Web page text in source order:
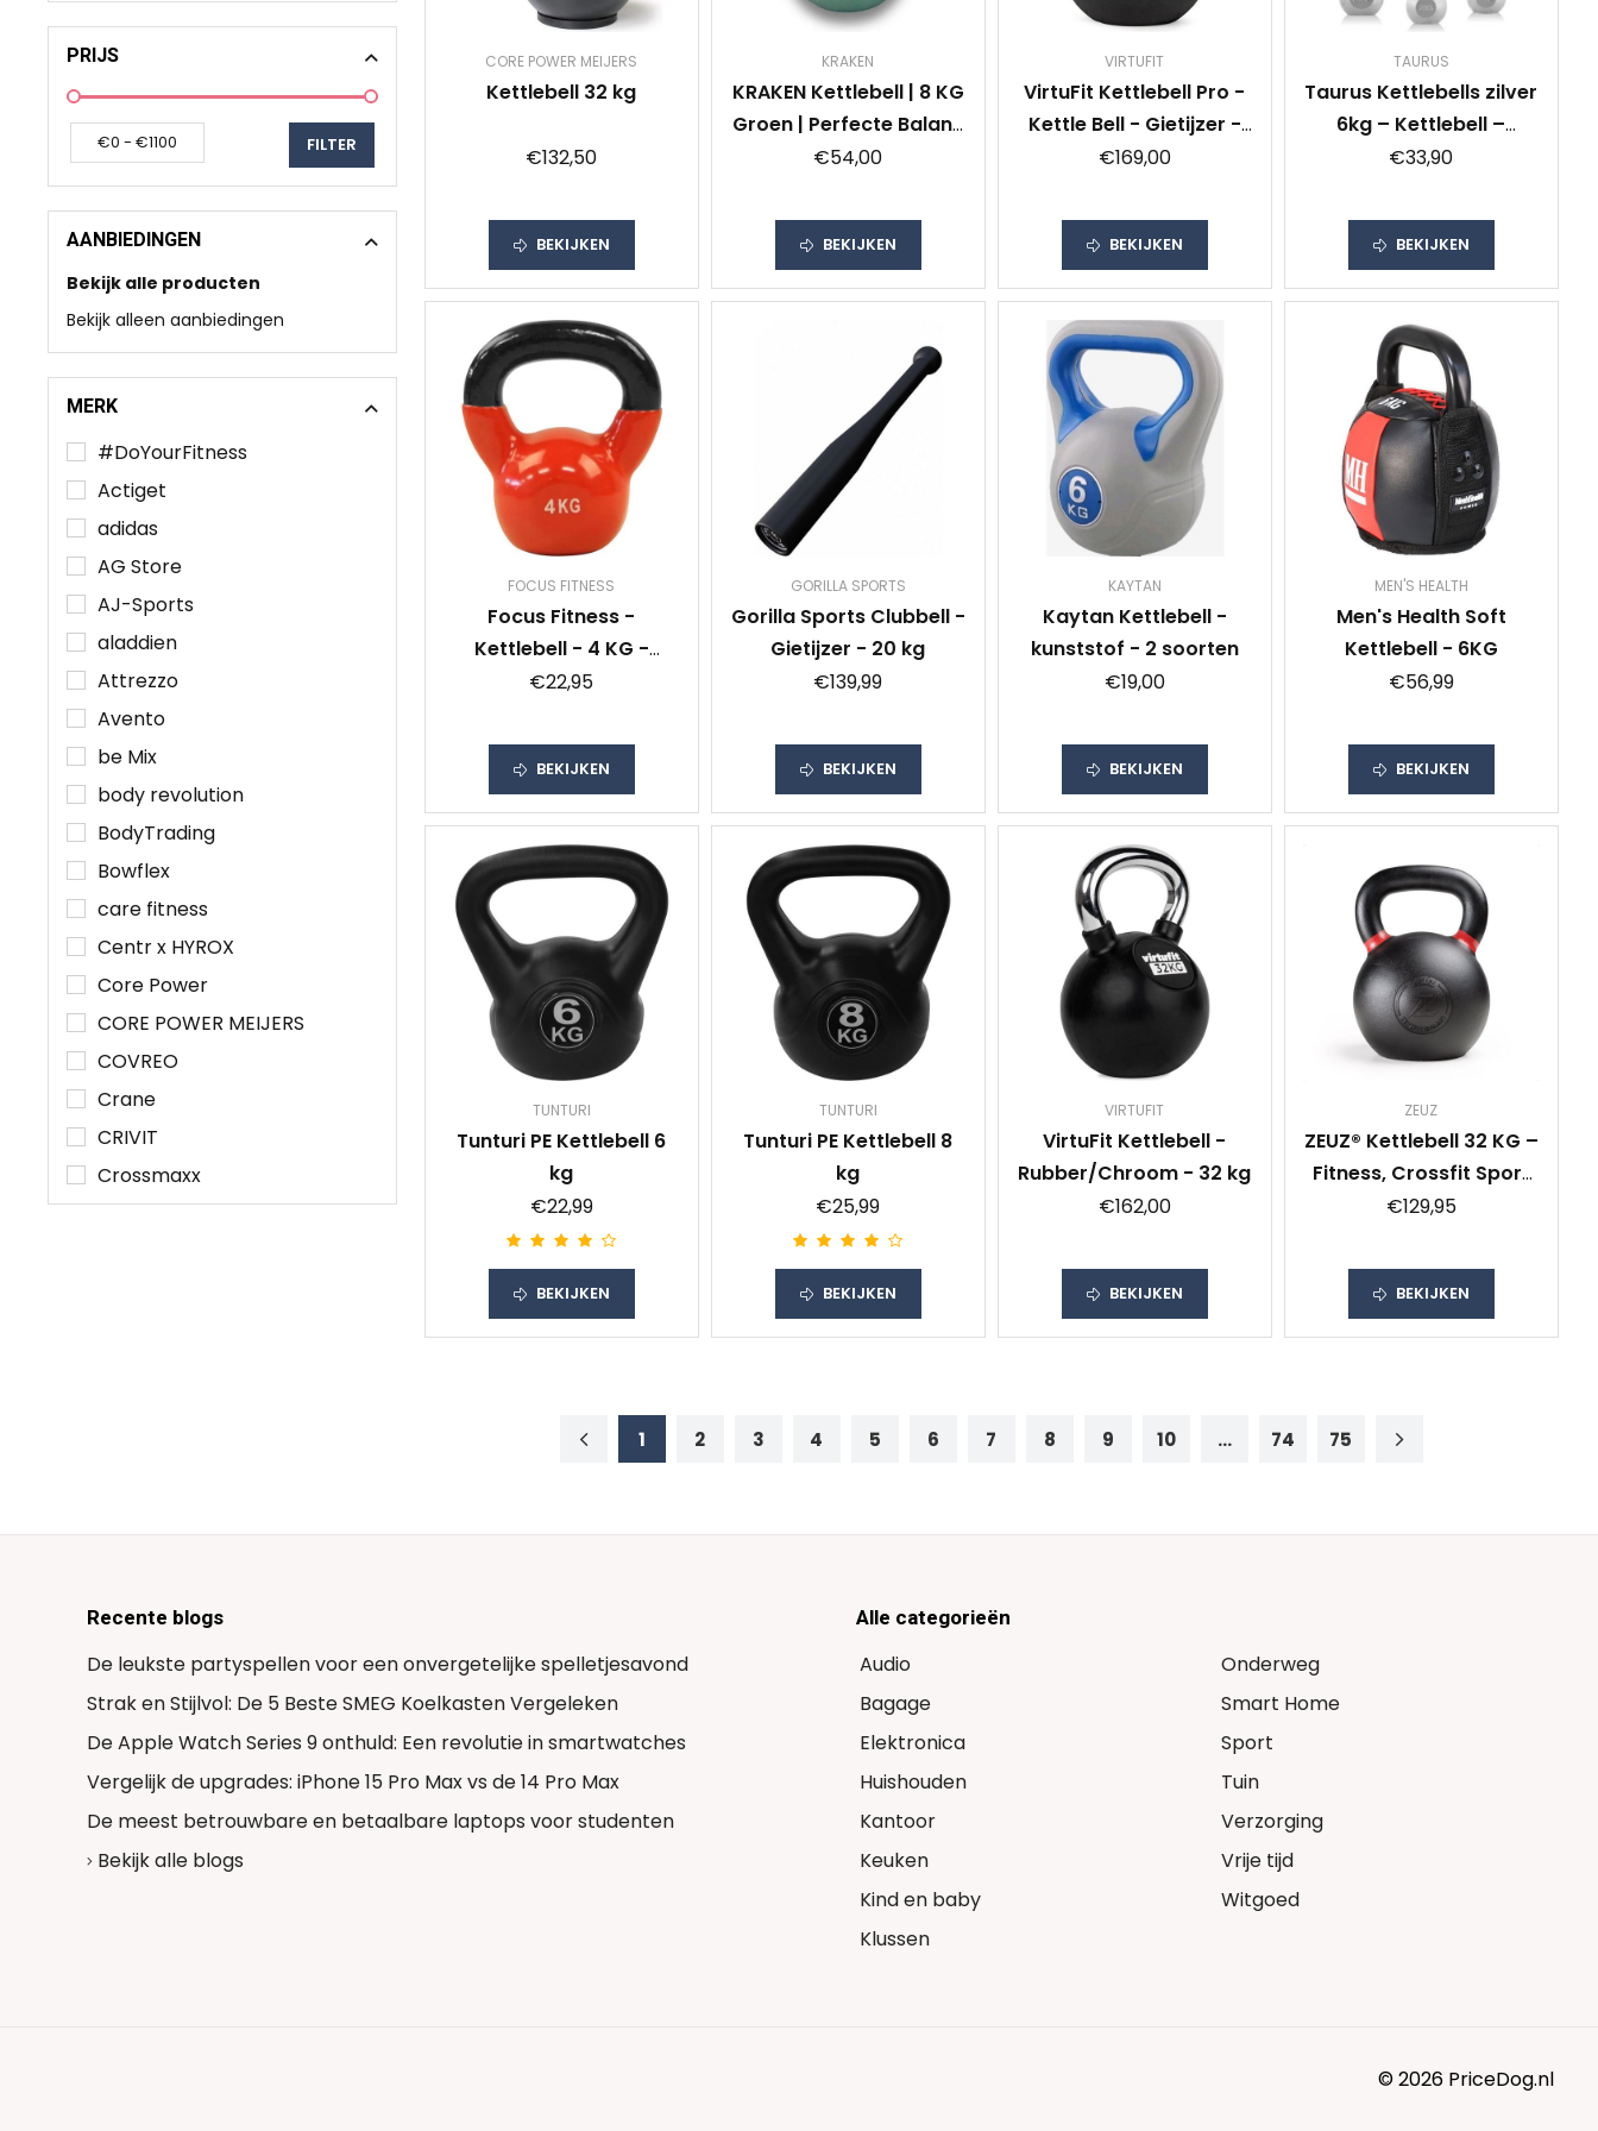
PRIJS
AANBIEDINGEN
Bekijk alle producten
Bekijk alleen aanbiedingen
MERK
#DoYourFitness
Actiget
adidas
AG Store
AJ-Sports
aladdien
Attrezzo
Avento
be Mix
body revolution
BodyTrading
Bowflex
care fitness
Centr x HYROX
Core Power
CORE POWER MEIJERS
COVREO
Crane
CRIVIT
Crossmaxx
Cuisinart
CORE POWER MEIJERS
Kettlebell 32 kg
€132,50
BEKIJKEN
KRAKEN
KRAKEN Kettlebell | 8 KG
Groen | Perfecte Balans
& Grip | Duurzaam &
voor Alle Oefeningen |
Modern Design
€54,00
BEKIJKEN
VIRTUFIT
VirtuFit Kettlebell Pro -
Kettle Bell - Gietijzer -
40 kg
€169,00
BEKIJKEN
TAURUS
Taurus Kettlebells zilver
6kg – Kettlebell –
Gietijzer – Hamerslag
€33,90
BEKIJKEN
FOCUS FITNESS
Focus Fitness -
Kettlebell - 4 KG -
Gietijzer - Vinyl coating
€22,95
BEKIJKEN
GORILLA SPORTS
Gorilla Sports Clubbell -
Gietijzer - 20 kg
€139,99
BEKIJKEN
KAYTAN
Kaytan Kettlebell -
kunststof - 2 soorten
€19,00
BEKIJKEN
MEN'S HEALTH
Men's Health Soft
Kettlebell - 6KG
€56,99
BEKIJKEN
TUNTURI
Tunturi PE Kettlebell 6
kg
€22,99
BEKIJKEN
TUNTURI
Tunturi PE Kettlebell 8
kg
€25,99
BEKIJKEN
VIRTUFIT
VirtuFit Kettlebell -
Rubber/Chroom - 32 kg
€162,00
BEKIJKEN
ZEUZ
ZEUZ® Kettlebell 32 KG –
Fitness, Crossfit Sport
Set – Gewichten -
Krachttraining –
Gietijzer – Rood
€129,95
BEKIJKEN
1 2 3 4 5 6 7 8 9 10 ... 74 75
Recente blogs
De leukste partyspellen voor een onvergetelijke spelletjesavond
Strak en Stijlvol: De 5 Beste SMEG Koelkasten Vergeleken
De Apple Watch Series 9 onthuld: Een revolutie in smartwatches
Vergelijk de upgrades: iPhone 15 Pro Max vs de 14 Pro Max
De meest betrouwbare en betaalbare laptops voor studenten
Bekijk alle blogs
Alle categorieën
Audio
Bagage
Elektronica
Huishouden
Kantoor
Keuken
Kind en baby
Klussen
Onderweg
Smart Home
Sport
Tuin
Verzorging
Vrije tijd
Witgoed
© 2026 PriceDog.nl